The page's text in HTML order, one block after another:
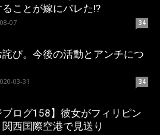
ることが嫁にバレた!?
07 34
び。今後の活動とアンチにつ
03-31 34
ブログ158】彼女がフィリピン
西国際空港で見送り